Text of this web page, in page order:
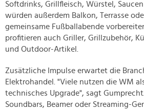
Softdrinks, Grillfleisch, Würstel,
würden außerdem Balkon, Terrasse
gemeinsame Fußballabende
profitieren auch Griller, Grillzubehör,
und Outdoor-Artikel.
Zusätzliche Impulse erwartet die
Elektrohandel. "Viele nutzen die WM
technisches Upgrade", sagt
Soundbars, Beamer oder Streaming-